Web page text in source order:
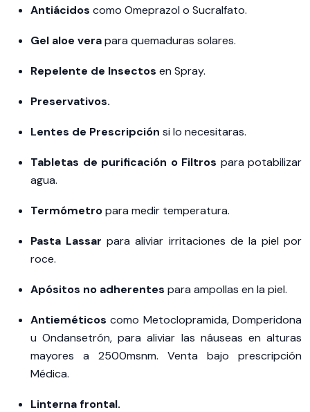
Antiácidos como Omeprazol o Sucralfato.
Gel aloe verapara quemaduras solares.
Repelente de Insectos en Spray.
Preservativos.
Lentes de Prescripción si lo necesitaras.
Tabletas de purificación o Filtros para potabilizar
agua.
Termómetropara medir temperatura.
Pasta Lassar para aliviar irritaciones de la piel por
roce.
Apósitos no adherentes para ampollas en la piel.
Antieméticos como Metoclopramida, Domperidona
u Ondansetrón, para aliviar las náuseas en alturas
mayores a 2500msnm. Venta bajo prescripción
Médica.
Linterna frontal.